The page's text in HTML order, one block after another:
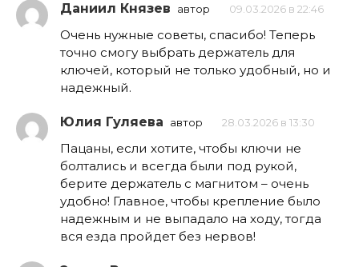
Даниил Князев автор 09.03.2026 в 22:46
Очень нужные советы, спасибо! Теперь
точно смогу выбрать держатель для
ключей, который не только удобный, но и
надежный.
Юлия Гуляева автор 28.03.2026 в 13:30
Пацаны, если хотите, чтобы ключи не
болтались и всегда были под рукой,
берите держатель с магнитом – очень
удобно! Главное, чтобы крепление было
надежным и не выпадало на ходу, тогда
вся езда пройдет без нервов!